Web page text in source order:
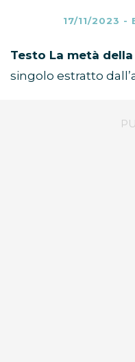
17/11/2023 -
Testo La metà
singolo estratto